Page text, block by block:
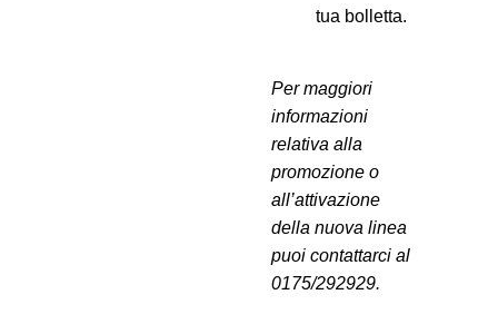
tua bolletta.
Per maggiori
informazioni
relativa alla
promozione o
all’attivazione
della nuova linea
puoi contattarci al
0175/292929.